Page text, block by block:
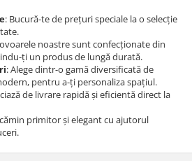
: Bucură-te de prețuri speciale la o selecție
noastre sunt confecționate din
ți un produs de lungă durată.
: Alege dintr-o gamă diversificată de
pentru a-ți personaliza spațiul.
de livrare rapidă și eficientă direct la
primitor și elegant cu ajutorul